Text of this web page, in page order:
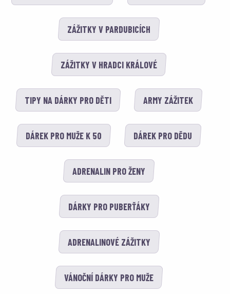
ZÁŽITKY V PARDUBICÍCH
ZÁŽITKY V HRADCI KRÁLOVÉ
TIPY NA DÁRKY PRO DĚTI ARMY ZÁŽITEK
DÁREK PRO MUŽE K 50 DÁREK PRO DĚDU
ADRENALIN PRO ŽENY
DÁRKY PRO PUBERŤÁKY
ADRENALINOVÉ ZÁŽITKY
VÁNOČNÍ DÁRKY PRO MUŽE